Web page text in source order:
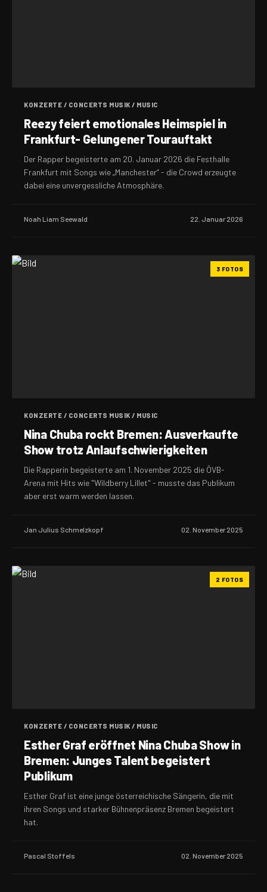
KONZERTE / CONCERTS MUSIK / MUSIC
Reezy feiert emotionales Heimspiel in
Frankfurt- Gelungener Tourauftakt
Der Rapper begeisterte am 20. Januar 2026 die Festhalle
Frankfurt mit Songs wie „Manchester“ - die Crowd erzeugte
dabei eine unvergessliche Atmosphäre.
Noah Liam Seewald 22. Januar 2026
3 FOTOS
KONZERTE / CONCERTS MUSIK / MUSIC
Nina Chuba rockt Bremen: Ausverkaufte
Show trotz Anlaufschwierigkeiten
Die Rapperin begeisterte am 1. November 2025 die ÖVB-
Arena mit Hits wie "Wildberry Lillet" - musste das Publikum
aber erst warm werden lassen.
Jan Julius Schmelzkopf 02. November 2025
2 FOTOS
KONZERTE / CONCERTS MUSIK / MUSIC
Esther Graf eröffnet Nina Chuba Show in
Bremen: Junges Talent begeistert
Publikum
Esther Graf ist eine junge österreichische Sängerin, die mit
ihren Songs und starker Bühnenpräsenz Bremen begeistert
hat.
Pascal Stoffels 02. November 2025